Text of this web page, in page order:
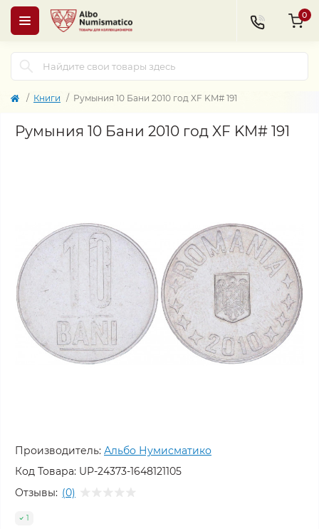
0
Книги Румыния 10 Бани 2010 год XF KM# 191
Румыния 10 Бани 2010 год XF KM# 191
Производитель: Альбо Нумисматико
Код Товара: UP-24373-1648121105
Отзывы: (0)
1